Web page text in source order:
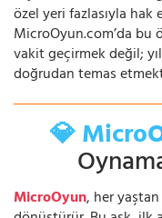
özel yeri fazlasıyla
MicroOyun.com’da bu
vakit geçirmek değil;
doğrudan temas
💎
MicroOyun, her